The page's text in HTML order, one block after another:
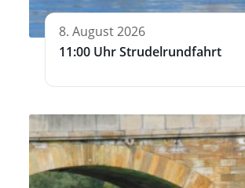
8. August 2026
11:00 Uhr Strudelrundfahrt